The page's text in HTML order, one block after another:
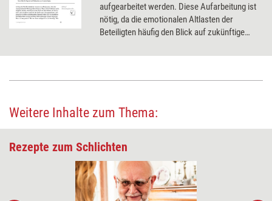
aufgearbeitet werden. Diese Aufarbeitung ist
nötig, da die emotionalen Altlasten der
Beteiligten häufig den Blick auf zukünftige
Weitere Inhalte zum Thema:
Rezepte zum Schlichten